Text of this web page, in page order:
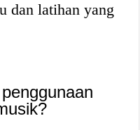
dan latihan yang